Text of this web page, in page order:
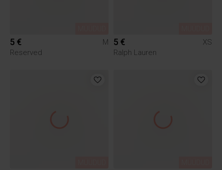
5 €
M
Reserved
5 €
XS
Ralph Lauren